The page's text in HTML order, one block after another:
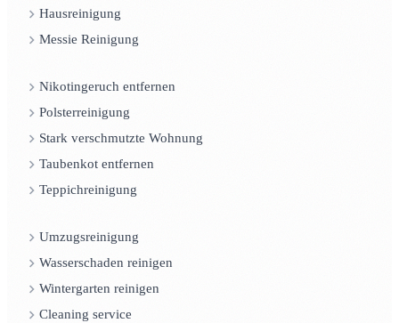
Hausreinigung
Messie Reinigung
Nikotingeruch entfernen
Polsterreinigung
Stark verschmutzte Wohnung
Taubenkot entfernen
Teppichreinigung
Umzugsreinigung
Wasserschaden reinigen
Wintergarten reinigen
Cleaning service